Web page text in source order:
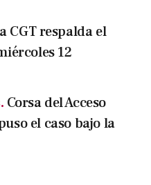
CGT respalda el
12
Corsa del Acceso
el caso bajo la